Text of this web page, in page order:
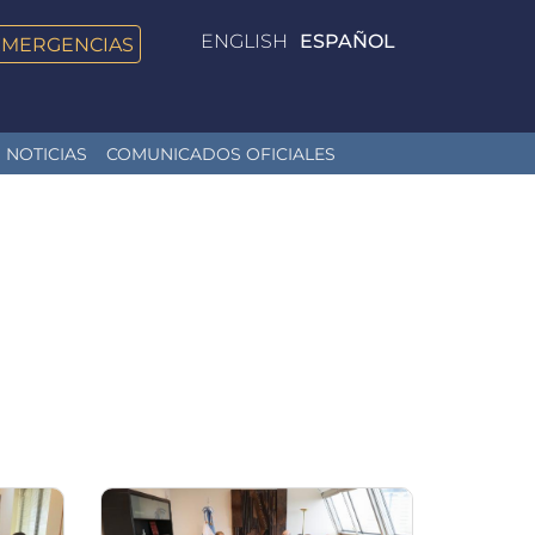
ENGLISH ESPAÑOL
NOTICIAS COMUNICADOS OFICIALES